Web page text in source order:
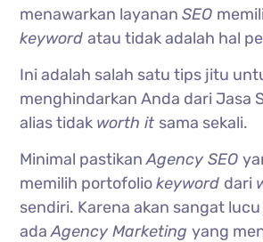
menawarkan layananSEO
keywordatau tidak adalah hal
Ini adalah salah satu tips jitu
menghindarkan Anda dari Jasa
alias tidak worth it sama sekali.
Minimal pastikanAgency SEO
memilih portofoliokeyword dari
sendiri. Karena akan sangat
adaAgency Marketingyang